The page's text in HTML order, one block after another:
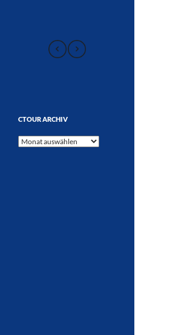
CTOUR ARCHIV
CTOUR